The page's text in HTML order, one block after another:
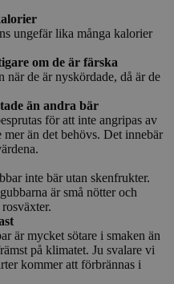
ungefär lika många kalorier
om de är färska
när de är nyskördade, då är de
än andra bär
för att inte angripas av
än det behövs. Det innebär
inte bär utan skenfrukter.
är små nötter och
är mycket sötare i smaken än
på klimatet. Ju svalare vi
kommer att förbrännas i